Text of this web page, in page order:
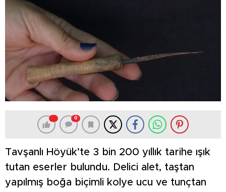
0
Tavşanlı Höyük’te 3 bin 200 yıllık tarihe ışık
tutan eserler bulundu. Delici alet, taştan
yapılmış boğa biçimli kolye ucu ve tunçtan